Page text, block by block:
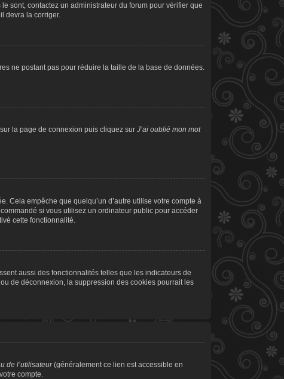
sont, contactez un administrateur du forum pour vérifier que
devra la corriger.
ne postant pas pour réduire la taille de la base de données.
la page de connexion puis cliquez sur J’ai oublié mon mot
Cela empêche que quelqu’un d’autre utilise votre compte à
si vous utilisez un ordinateur public pour accéder
cette fonctionnalité.
aussi des fonctionnalités telles que les indicateurs de
de déconnexion, la suppression des cookies pourrait les
de l’utilisateur(généralement ce lien est accessible en
compte.